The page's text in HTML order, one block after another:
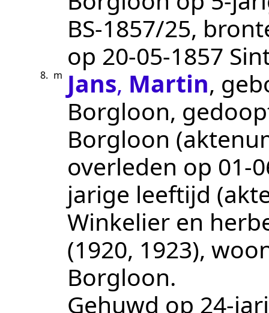
BS-1857/25,
op 20‑05‑1857
8. m Jans, Martin,
Borgloon,
Borgloon
overleden op
jarige leeftijd
Winkelier en
(1920, 1923),
Borgloon.
Gehuwd op 24-